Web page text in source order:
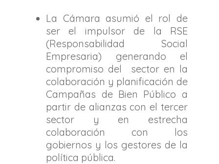
La Cámara asumió el rol de
ser el impulsor de la RSE
(Responsabilidad Social
Empresaria) generando el
compromiso del sector en la
colaboración y planificación de
Campañas de Bien Público a
partir de alianzas con el tercer
sector y en estrecha
colaboración con los
gobiernos y los gestores de la
política pública.